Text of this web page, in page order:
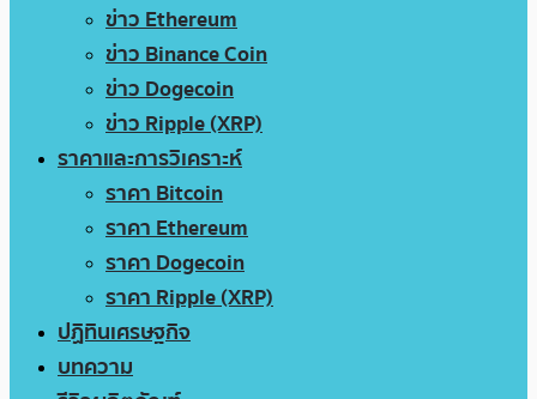
ข่าว Ethereum
ข่าว Binance Coin
ข่าว Dogecoin
ข่าว Ripple (XRP)
ราคาและการวิเคราะห์
ราคา Bitcoin
ราคา Ethereum
ราคา Dogecoin
ราคา Ripple (XRP)
ปฏิทินเศรษฐกิจ
บทความ